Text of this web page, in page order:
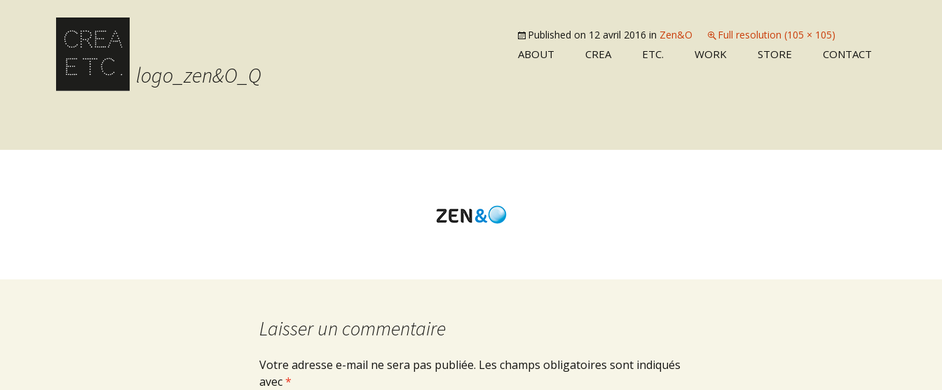
ABOUT CREA ETC. WORK STORE CONTACT
logo_zen&O_Q
Published on 12 avril 2016 in Zen&O Full resolution (105 × 105)
Laisser un commentaire
Votre adresse e-mail ne sera pas publiée. Les champs obligatoires sont indiqués
avec*